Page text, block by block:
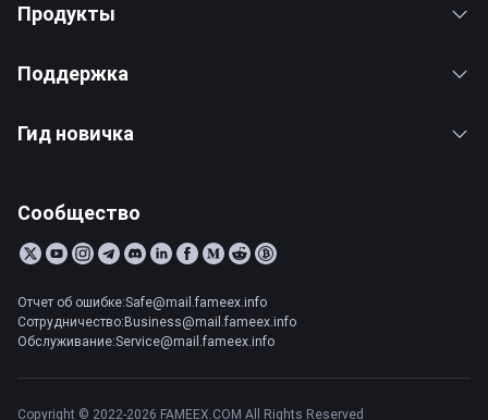
Продукты
Поддержка
Гид новичка
Сообщество
Отчет об ошибке:Safe@mail.fameex.info
Сотрудничество:Business@mail.fameex.info
Обслуживание:Service@mail.fameex.info
Copyright © 2022-2026 FAMEEX.COM All Rights Reserved